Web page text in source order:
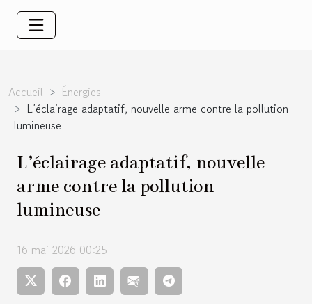
Accueil
Énergies
L’éclairage adaptatif, nouvelle arme contre la pollution
lumineuse
L’éclairage adaptatif, nouvelle
arme contre la pollution
lumineuse
16 mai 2026 00:25